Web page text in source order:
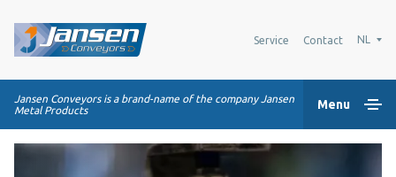
Service Contact NL
Jansen Conveyors is a brand-name of the company Jansen
Metal Products
Menu
Home